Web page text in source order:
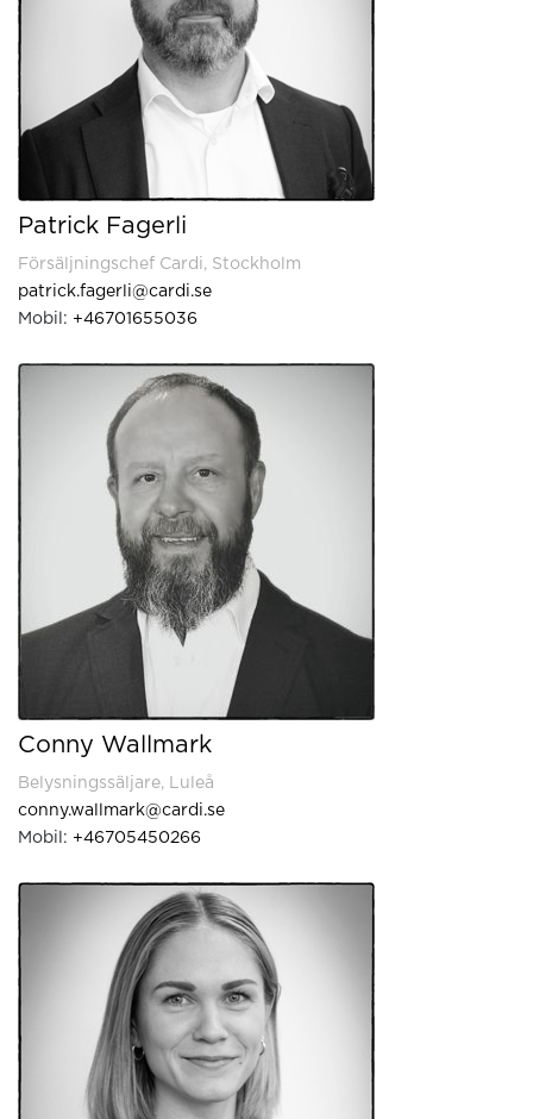
Patrick Fagerli
Försäljningschef Cardi, Stockholm
patrick.fagerli@cardi.se
Mobil: +46701655036
Conny Wallmark
Belysningssäljare, Luleå
conny.wallmark@cardi.se
Mobil: +46705450266